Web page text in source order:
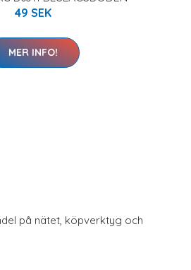
49 SEK
MER INFO!
på nätet, köpverktyg och